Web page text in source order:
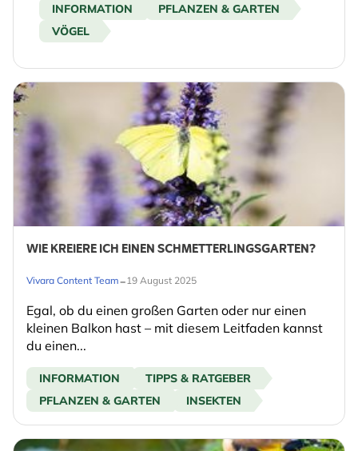
INFORMATION
PFLANZEN & GARTEN
VÖGEL
WIE KREIERE ICH EINEN SCHMETTERLINGSGARTEN?
Vivara Content Team-19 August 2025
Egal, ob du einen großen Garten oder nur einen
kleinen Balkon hast – mit diesem Leitfaden kannst
du einen...
INFORMATION
TIPPS & RATGEBER
PFLANZEN & GARTEN
INSEKTEN